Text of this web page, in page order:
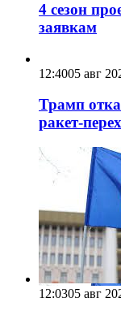
4 сезон
заявкам
12:4005 авг
Трамп
ракет-
12:0305 авг